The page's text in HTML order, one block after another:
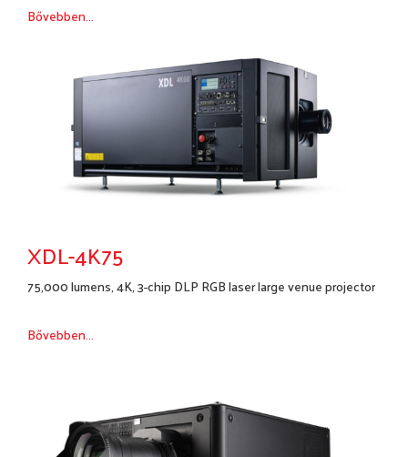
Bővebben...
XDL-4K75
75,000 lumens, 4K, 3-chip DLP RGB laser large venue projector
Bővebben...